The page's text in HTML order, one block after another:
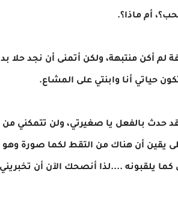
أم ماذا؟.
لم أكن منتبهة، ولكن أتمنى أن نجد حلا
حياتي أنا وابنتي على المشاع.
حدث بالفعل يا صغيرتي، ولن تتمكني
يقين أن هناك من التقط لكما صورة
يلقبونه ....لذا أنصحك الآن أن